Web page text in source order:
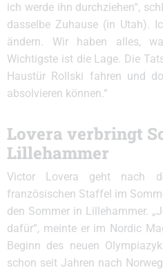
ich werde ihn durchziehen“,
dasselbe Zuhause (in Utah).
ändern. Wir haben alles,
Wichtigste ist die Lage. Die
Haustür Rollski fahren und
absolvieren können.“
Lovera verbringt
Lillehammer
Victor Lovera geht nach
französischen Staffel im
den Sommer in Lillehammer.
dafür“, meinte er im Nordic
Beginn des neuen
schon seit Jahren nach